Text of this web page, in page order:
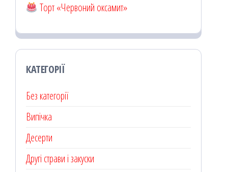
Торт «Червоний оксамит»
КАТЕГОРІЇ
Без категорії
Випічка
Десерти
Другі страви і закуски